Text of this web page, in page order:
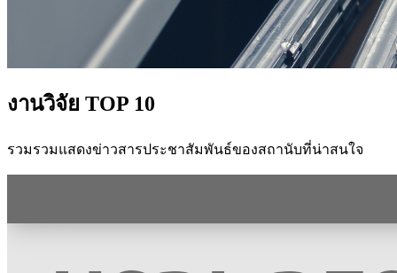
งานวิจัย TOP 10
รวมรวมแสดงข่าวสารประชาสัมพันธ์ของสถานับที่น่าสนใจ